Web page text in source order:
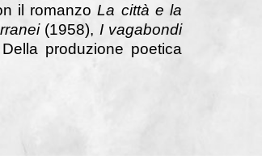
il romanzoLa città e la
(1958), I vagabondi
produzione poetica